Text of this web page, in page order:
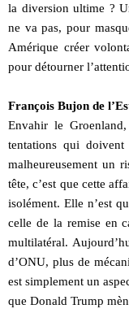
la diversion ultime ?
ne va pas, pour
Amérique créer
pour détourner
François Bujon de
Envahir le
tentations qui
malheureusement un
tête, c’est que cette
isolément. Elle n’est
celle de la remise en
multilatéral.
d’ONU, plus de
est simplement un
que Donald Trump